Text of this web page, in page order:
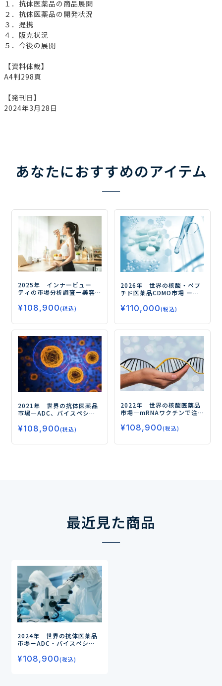
１．抗体医薬品の商品展開
２．抗体医薬品の開発状況
３．提携
４．販売状況
５．今後の展開
【資料体裁】
A4判298頁
【発刊日】
2024年3月28日
あなたにおすすめのアイテム
2025年 インナービュー
ティの市場分析調査ー美容
鍵ー
¥108,900(税込)
2026年 世界の核酸・ペプ
チド医薬品CDMO市場 ー一
ペプチドCDMO市場が成長ー
¥110,000(税込)
2021年 世界の抗体医薬品
市場―ADC、バイスペシ
拡大の鍵を握る―
¥108,900(税込)
2022年 世界の核酸医薬品
市場―mRNAワクチンで注
は治療薬による領域拡大―
¥108,900(税込)
最近見た商品
2024年 世界の抗体医薬品
市場ーADC・バイスペシ
るー
¥108,900(税込)